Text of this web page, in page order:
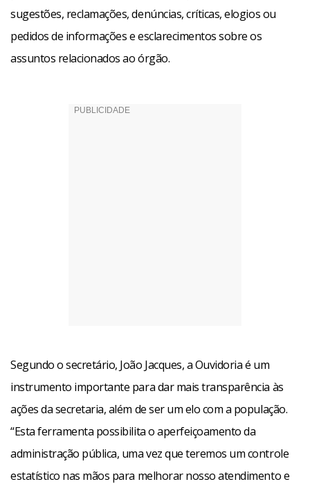
sugestões, reclamações, denúncias, críticas, elogios ou
pedidos de informações e esclarecimentos sobre os
assuntos relacionados ao órgão.
Segundo o secretário, João Jacques, a Ouvidoria é um
instrumento importante para dar mais transparência às
ações da secretaria, além de ser um elo com a população.
“Esta ferramenta possibilita o aperfeiçoamento da
administração pública, uma vez que teremos um controle
estatístico nas mãos para melhorar nosso atendimento e